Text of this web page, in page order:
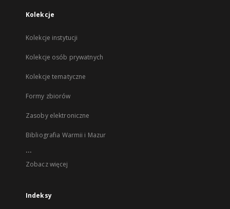
Kolekcje
Kolekcje instytucji
Kolekcje osób prywatnych
Kolekcje tematyczne
Formy zbiorów
Zasoby elektroniczne
Bibliografia Warmii i Mazur
...
Zobacz więcej
Indeksy